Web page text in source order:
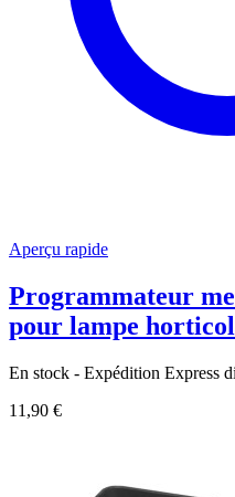
Aperçu rapide
Programmateur
pour lampe
En stock - Expédition Express
11,90 €